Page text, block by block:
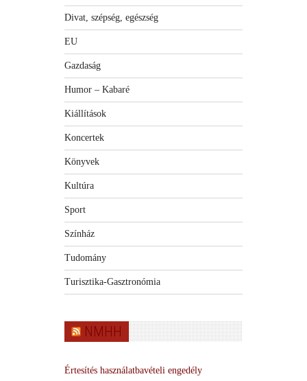
Divat, szépség, egészség
EU
Gazdaság
Humor – Kabaré
Kiállítások
Koncertek
Könyvek
Kultúra
Sport
Színház
Tudomány
Turisztika-Gasztronómia
NMHH
Értesítés használatbavételi engedély